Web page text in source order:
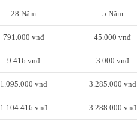
28 Năm
791.000 vnđ
9.416 vnđ
1.095.000 vnđ
1.104.416 vnđ
5 Năm
45.000 vnđ
3.000 vnđ
3.285.000 vnđ
3.288.000 vnđ